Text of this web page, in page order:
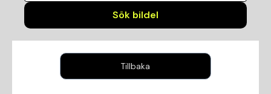
Sök bildel
Tillbaka